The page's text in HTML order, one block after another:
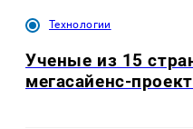
Технологии
Ученые из 15
мегасайенс-